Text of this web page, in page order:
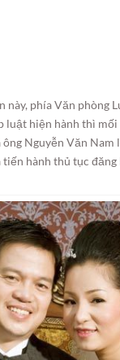
này, phía Văn phòng
luật hiện hành thì
ông Nguyễn Văn
hành thủ tục